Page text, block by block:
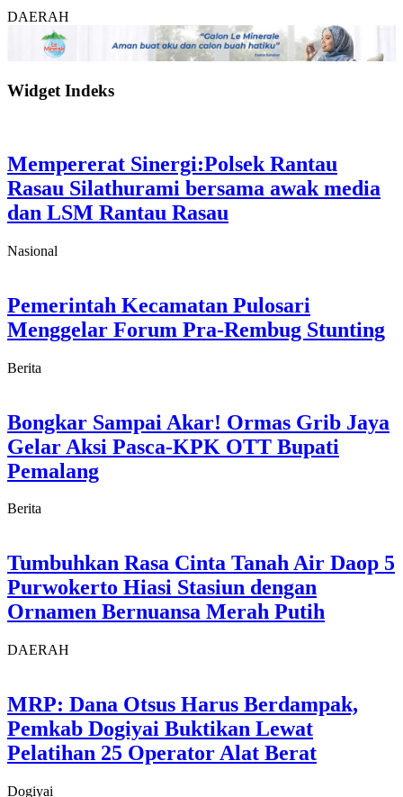
DAERAH
Widget Indeks
Mempererat Sinergi:Polsek Rantau
Rasau Silathurami bersama awak media
dan LSM Rantau Rasau
Nasional
Pemerintah Kecamatan Pulosari
Menggelar Forum Pra-Rembug Stunting
Berita
Bongkar Sampai Akar! Ormas Grib Jaya
Gelar Aksi Pasca-KPK OTT Bupati
Pemalang
Berita
Tumbuhkan Rasa Cinta Tanah Air Daop 5
Purwokerto Hiasi Stasiun dengan
Ornamen Bernuansa Merah Putih
DAERAH
MRP: Dana Otsus Harus Berdampak,
Pemkab Dogiyai Buktikan Lewat
Pelatihan 25 Operator Alat Berat
Dogiyai